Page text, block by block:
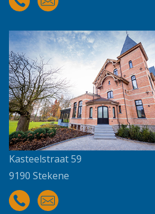
Kasteelstraat 59
9190 Stekene